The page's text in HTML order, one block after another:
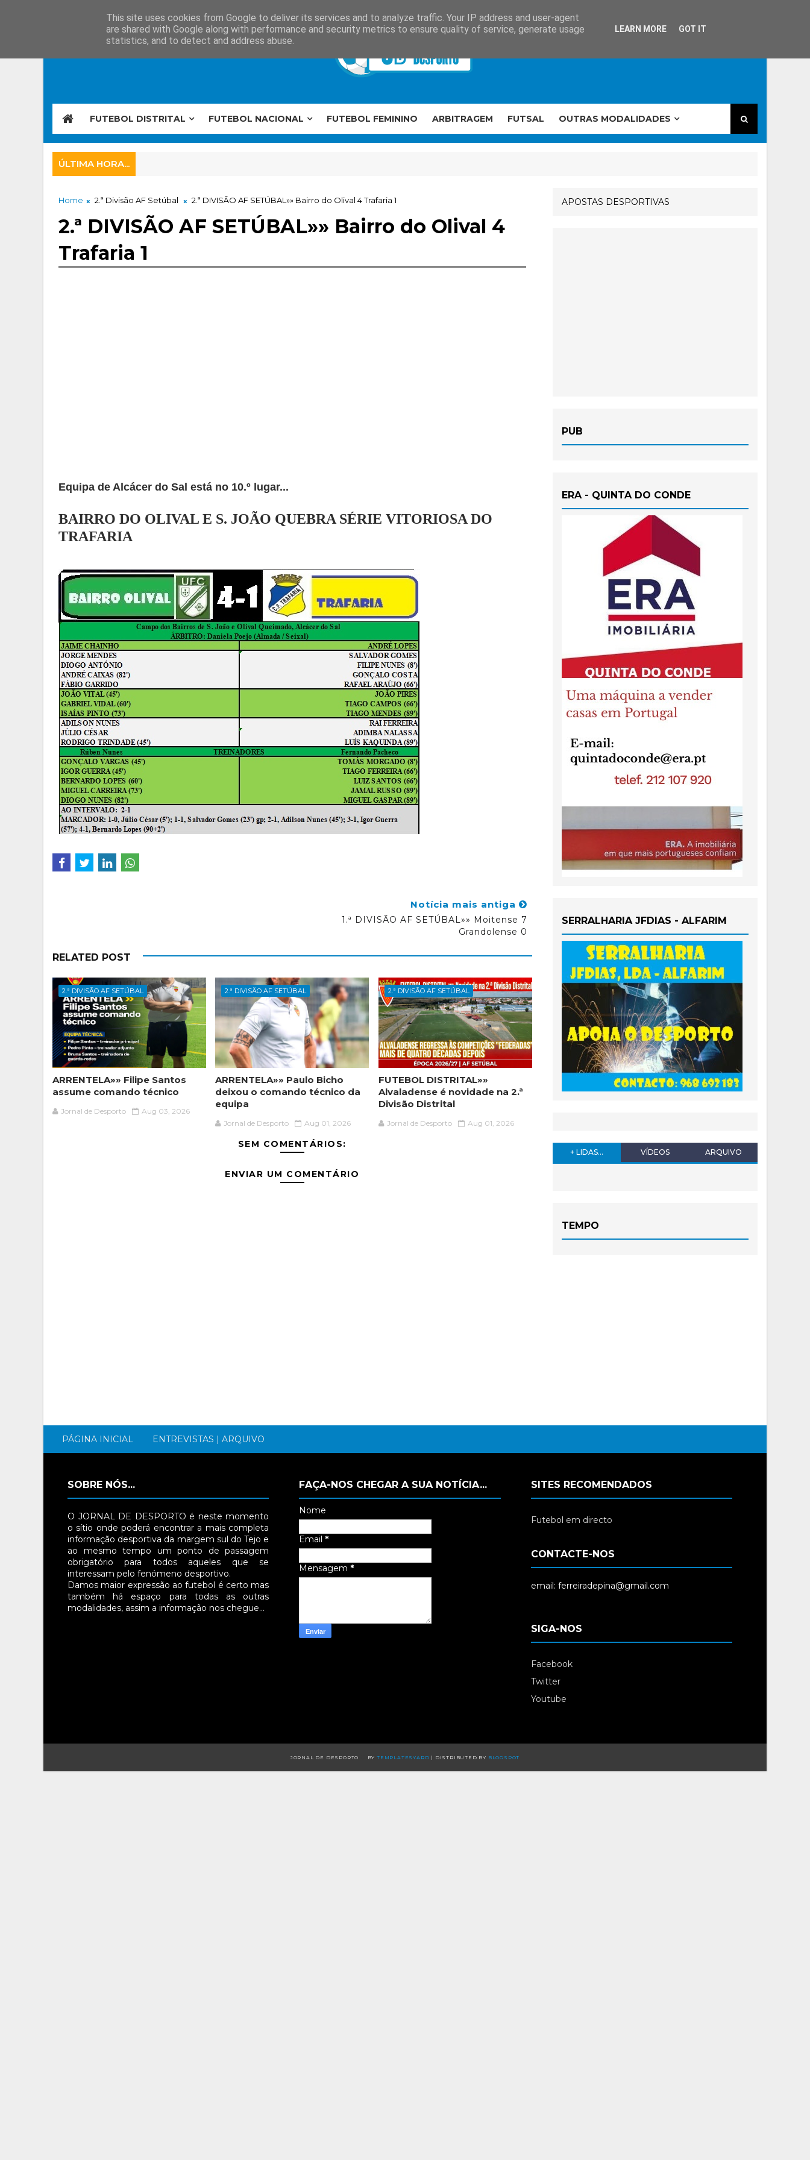
FUTEBOL DISTRITAL FUTEBOL NACIONAL FUTEBOL FEMININO ARBITRAGEM FUTSAL OUTRAS MODALIDADES
ÚLTIMA HORA...
Home 2.ª Divisão AF Setúbal 2.ª DIVISÃO AF SETÚBAL»» Bairro do Olival 4 Trafaria 1
2.ª DIVISÃO AF SETÚBAL»» Bairro do Olival 4
Trafaria 1
Equipa de Alcácer do Sal está no 10.º lugar...
BAIRRO DO OLIVAL E S. JOÃO QUEBRA SÉRIE VITORIOSA DO
TRAFARIA
Notícia mais antiga
1.ª DIVISÃO AF SETÚBAL»» Moitense 7
Grandolense 0
RELATED POST
2.ª DIVISÃO AF SETÚBAL
ARRENTELA»» Filipe Santos
assume comando técnico
Jornal de Desporto Aug 03, 2026
2.ª DIVISÃO AF SETÚBAL
ARRENTELA»» Paulo Bicho
deixou o comando técnico da
equipa
Jornal de Desporto Aug 01, 2026
2.ª DIVISÃO AF SETÚBAL
FUTEBOL DISTRITAL»»
Alvaladense é novidade na 2.ª
Divisão Distrital
Jornal de Desporto Aug 01, 2026
SEM COMENTÁRIOS:
ENVIAR UM COMENTÁRIO
APOSTAS DESPORTIVAS
PUB
ERA - QUINTA DO CONDE
SERRALHARIA JFDIAS - ALFARIM
+ LIDAS... VÍDEOS ARQUIVO
TEMPO
PÁGINA INICIAL ENTREVISTAS | ARQUIVO
SOBRE NÓS...
O JORNAL DE DESPORTO é neste momento
o sítio onde poderá encontrar a mais completa
informação desportiva da margem sul do Tejo e
ao mesmo tempo um ponto de passagem
obrigatório para todos aqueles que se
interessam pelo fenómeno desportivo.
Damos maior expressão ao futebol é certo mas
também há espaço para todas as outras
modalidades, assim a informação nos chegue…
FAÇA-NOS CHEGAR A SUA NOTÍCIA...
Nome
Email *
Mensagem *
SITES RECOMENDADOS
Futebol em directo
CONTACTE-NOS
email: ferreiradepina@gmail.com
SIGA-NOS
Facebook
Twitter
Youtube
JORNAL DE DESPORTO BY TEMPLATESYARD | DISTRIBUTED BY BLOGSPOT
This site uses cookies from Google to deliver its services and to analyze traffic. Your IP address and user-agent
are shared with Google along with performance and security metrics to ensure quality of service, generate usage
statistics, and to detect and address abuse.
LEARN MORE GOT IT